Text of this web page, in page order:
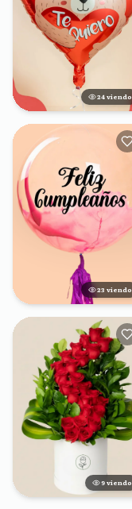
23 viendo
24 viendo
8 viendo